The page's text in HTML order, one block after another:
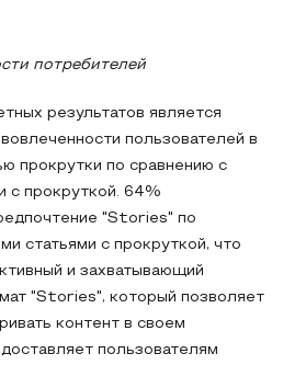
потребителей
результатов является
пользователей в
прокрутки по сравнению с
с прокруткой. 64%
"Stories" по
статьями с прокруткой, что
и захватывающий
"Stories", который позволяет
контент в своем
пользователям